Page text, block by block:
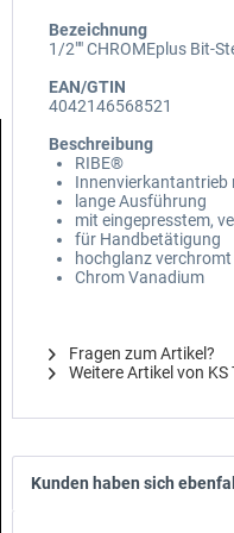
Bezeichnung
1/2"" CHROMEplus Bit-
EAN/GTIN
4042146568521
Beschreibung
RIBE®
Innenvierkantantrieb
lange Ausführung
mit eingepresstem,
für Handbetätigung
hochglanz verchromt
Chrom Vanadium
Fragen zum Artikel?
Weitere Artikel von KS
Kunden haben sich